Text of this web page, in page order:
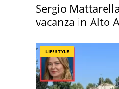
Sergio
vacanza in Alto
LIFESTYLE